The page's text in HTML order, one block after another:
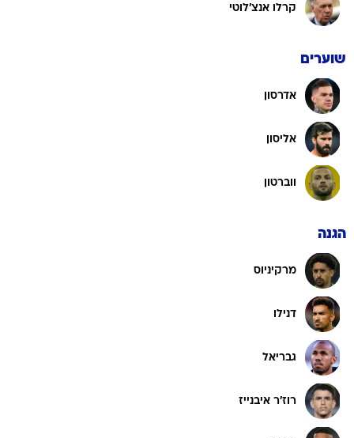
קרלו אנצ'לוטי
שוערים
אדרסון
אליסון
ווברטון
הגנה
מרקיניוס
דנילו
גבריאל
רוז'ר איבנייז